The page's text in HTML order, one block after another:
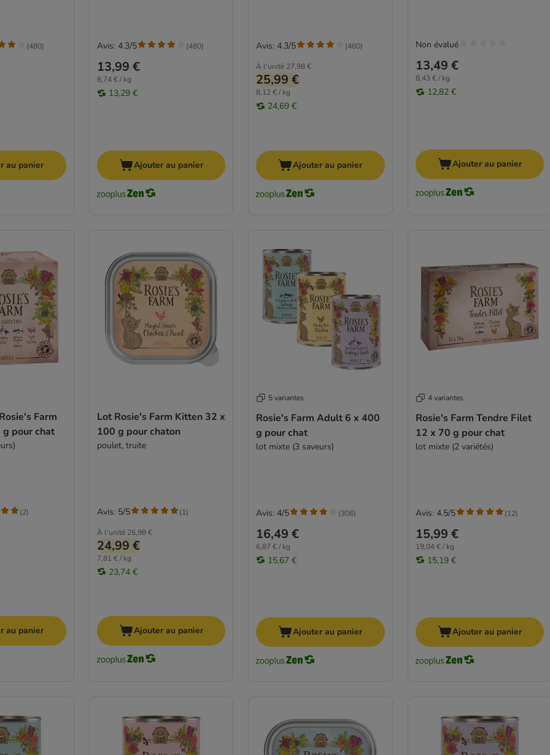
(480)
au panier
13,99 €
8,74 € / kg
13,29 €
Avis: 4.3/5 (480)
Ajouter au panier
À l'unité 27,98 €
25,99 €
8,12 € / kg
24,69 €
Avis: 4.3/5 (480)
Ajouter au panier
13,49 €
8,43 € / kg
12,82 €
Non évalué
Ajouter au panier
Farm
pour chat
(2)
au panier
Lot Rosie's Farm Kitten 32 x
100 g pour chaton
poulet, truite
À l'unité 26,98 €
24,99 €
7,81 € / kg
23,74 €
Avis: 5/5 (1)
Ajouter au panier
5 variantes
Rosie's Farm Adult 6 x 400
g pour chat
lot mixte (3 saveurs)
16,49 €
6,87 € / kg
15,67 €
Avis: 4/5 (306)
Ajouter au panier
4 variantes
Rosie's Farm Tendre Filet
12 x 70 g pour chat
lot mixte (2 variétés)
15,99 €
19,04 € / kg
15,19 €
Avis: 4.5/5 (12)
Ajouter au panier